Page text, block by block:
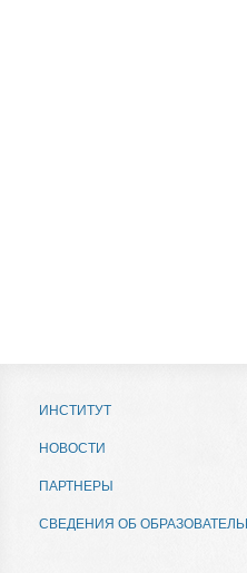
ИНСТИТУТ
НОВОСТИ
ПАРТНЕРЫ
СВЕДЕНИЯ ОБ